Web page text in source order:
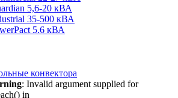
5,6-20 кВА
35-500 кВА
5.6 кВА
конвектора
: Invalid argument supplied for
in